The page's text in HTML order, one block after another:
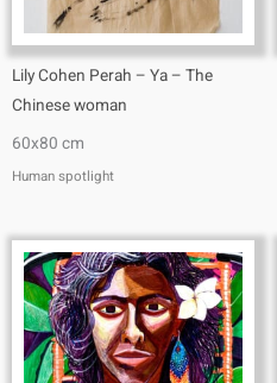
Lily Cohen Perah – Ya – The
Chinese woman
60x80 cm
Human spotlight